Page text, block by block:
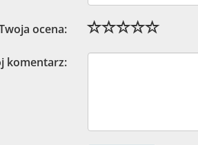
ocena:
komentarz: